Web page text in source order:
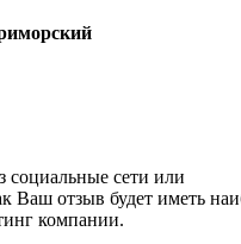
социальные сети или
Ваш отзыв будет иметь
компании.